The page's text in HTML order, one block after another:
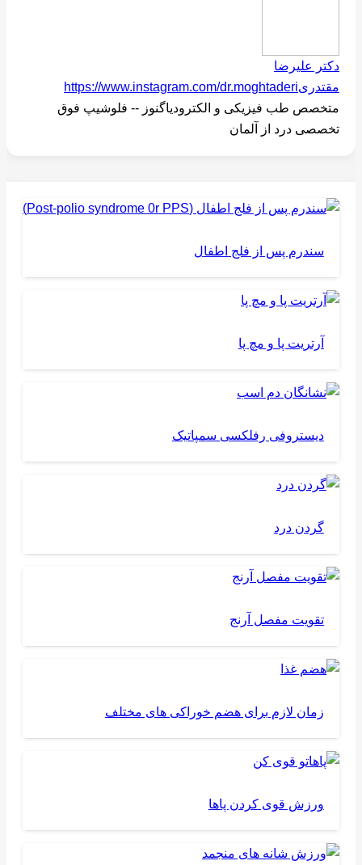
دکتر علیرضا
مقتدریhttps://www.instagram.com/dr.moghtaderi
متخصص طب فیزیکی و الکترودیاگنوز -- فلوشیپ فوق
تخصصی درد از آلمان
سندرم پس از فلج اطفال
آرتریت پا و مچ پا
دیستروفی رفلکسی سمپاتیک
گردن درد
تقویت مفصل آرنج
زمان لازم برای هضم خوراکی های مختلف
ورزش قوی کردن پاها